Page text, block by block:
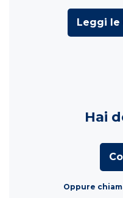
Leggi
Hai
Oppure